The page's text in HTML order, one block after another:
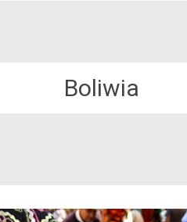
Boliwia